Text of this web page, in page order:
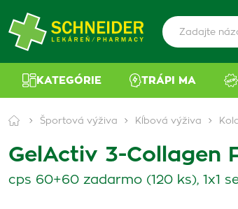
KATEGÓRIE TRÁPI MA
Športová výživa Kĺbová výživa
GelActiv 3-Collagen
cps 60+60 zadarmo (120 ks), 1x1